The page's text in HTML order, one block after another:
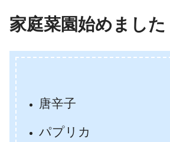
家庭菜園始めました
唐辛子
パプリカ